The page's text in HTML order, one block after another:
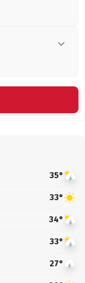
35°
33°
34°
33°
27°